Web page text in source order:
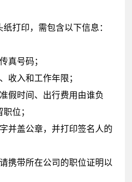
打印，需包含以下信息：
真号码；
收入和工作年限；
假时间、出行费用由谁负
位；
并盖公章，并打印签名人的
携带所在公司的职位证明以